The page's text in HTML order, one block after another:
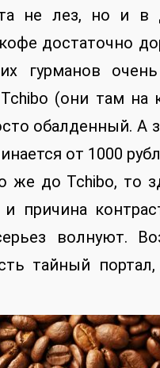
не лез, но и в
достаточно
гурманов
(они там на
обалденный. А
от 1000
же до Tchibo, то
причина
волнуют.
тайный